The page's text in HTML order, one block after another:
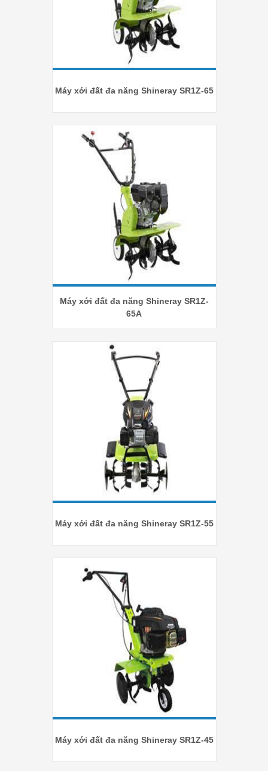
Máy xới đất đa năng Shineray SR1Z-65
Máy xới đất đa năng Shineray SR1Z-
65A
Máy xới đất đa năng Shineray SR1Z-55
Máy xới đất đa năng Shineray SR1Z-45